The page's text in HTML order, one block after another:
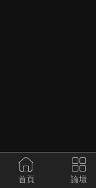
首頁 論壇